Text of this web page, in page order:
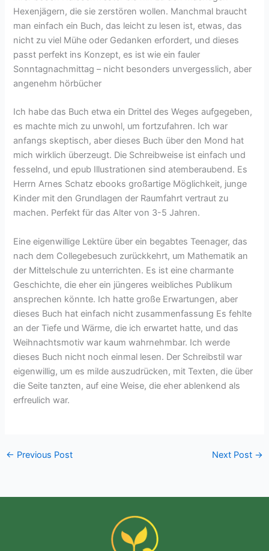
Hexenjägern, die sie zerstören wollen. Manchmal braucht
man einfach ein Buch, das leicht zu lesen ist, etwas, das
nicht zu viel Mühe oder Gedanken erfordert, und dieses
passt perfekt ins Konzept, es ist wie ein fauler
Sonntagnachmittag – nicht besonders unvergesslich, aber
angenehm hörbücher
Ich habe das Buch etwa ein Drittel des Weges aufgegeben,
es machte mich zu unwohl, um fortzufahren. Ich war
anfangs skeptisch, aber dieses Buch über den Mond hat
mich wirklich überzeugt. Die Schreibweise ist einfach und
fesselnd, und epub Illustrationen sind atemberaubend. Es
Herrn Arnes Schatz ebooks großartige Möglichkeit, junge
Kinder mit den Grundlagen der Raumfahrt vertraut zu
machen. Perfekt für das Alter von 3-5 Jahren.
Eine eigenwillige Lektüre über ein begabtes Teenager, das
nach dem Collegebesuch zurückkehrt, um Mathematik an
der Mittelschule zu unterrichten. Es ist eine charmante
Geschichte, die eher ein jüngeres weibliches Publikum
ansprechen könnte. Ich hatte große Erwartungen, aber
dieses Buch hat einfach nicht zusammenfassung Es fehlte
an der Tiefe und Wärme, die ich erwartet hatte, und das
Weihnachtsmotiv war kaum wahrnehmbar. Ich werde
dieses Buch nicht noch einmal lesen. Der Schreibstil war
eigenwillig, um es milde auszudrücken, mit Texten, die über
die Seite tanzten, auf eine Weise, die eher ablenkend als
erfreulich war.
← Previous Post Next Post →